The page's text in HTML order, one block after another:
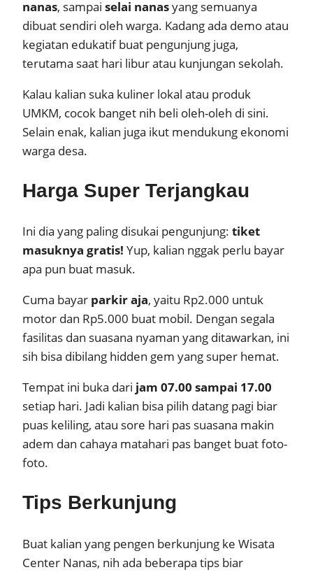
nanas, sampai selai nanasyang semuanya
dibuat sendiri oleh warga. Kadang ada demo atau
kegiatan edukatif buat pengunjung juga,
terutama saat hari libur atau kunjungan sekolah.
Kalau kalian suka kuliner lokal atau produk
UMKM, cocok banget nih beli oleh-oleh di sini.
Selain enak, kalian juga ikut mendukung ekonomi
warga desa.
Harga Super Terjangkau
Ini dia yang paling disukai pengunjung: tiket
masuknya gratis! Yup, kalian nggak perlu bayar
apa pun buat masuk.
Cuma bayar parkir aja, yaitu Rp2.000 untuk
motor dan Rp5.000 buat mobil. Dengan segala
fasilitas dan suasana nyaman yang ditawarkan, ini
sih bisa dibilang hidden gem yang super hemat.
Tempat ini buka dari jam 07.00 sampai 17.00
setiap hari. Jadi kalian bisa pilih datang pagi biar
puas keliling, atau sore hari pas suasana makin
adem dan cahaya matahari pas banget buat foto-
foto.
Tips Berkunjung
Buat kalian yang pengen berkunjung ke Wisata
Center Nanas, nih ada beberapa tips biar